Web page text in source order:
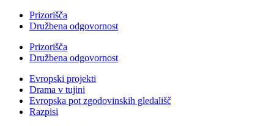
Prizorišča
Družbena odgovornost
Prizorišča
Družbena odgovornost
Evropski projekti
Drama v tujini
Evropska pot zgodovinskih gledališč
Razpisi